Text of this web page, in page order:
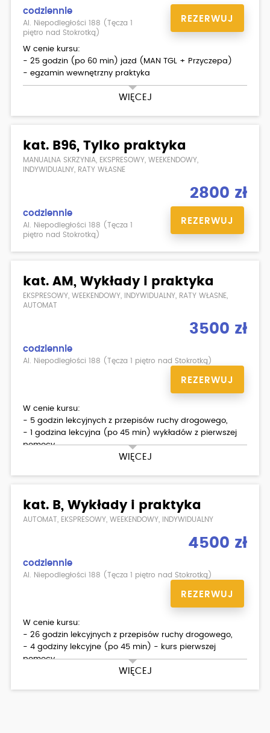
codziennie
Al. Niepodległości 188 (Tęcza 1
piętro nad Stokrotką)
REZERWUJ
WIĘCEJ
W cenie kursu:
- 25 godzin (po 60 min) jazd (MAN TGL + Przyczepa)
- egzamin wewnętrzny praktyka
kat. B96, Tylko praktyka
MANUALNA SKRZYNIA, EKSPRESOWY, WEEKENDOWY,
INDYWIDUALNY, RATY WŁASNE
2800 zł
codziennie
Al. Niepodległości 188 (Tęcza 1
piętro nad Stokrotką)
REZERWUJ
kat. AM, Wykłady i praktyka
EKSPRESOWY, WEEKENDOWY, INDYWIDUALNY, RATY WŁASNE,
AUTOMAT
3500 zł
codziennie
Al. Niepodległości 188 (Tęcza 1 piętro nad Stokrotką)
REZERWUJ
WIĘCEJ
W cenie kursu:
- 5 godzin lekcyjnych z przepisów ruchy drogowego,
- 1 godzina lekcyjna (po 45 min) wykładów z pierwszej
pomocy,
- egzamin wewnętrzny teoria/ praktyka,
- badania lekarskie
- podstawienie samochodu na egzamin państwowy
kat. B, Wykłady i praktyka
AUTOMAT, EKSPRESOWY, WEEKENDOWY, INDYWIDUALNY
4500 zł
codziennie
Al. Niepodległości 188 (Tęcza 1 piętro nad Stokrotką)
REZERWUJ
WIĘCEJ
W cenie kursu:
- 26 godzin lekcyjnych z przepisów ruchy drogowego,
- 4 godziny lekcyjne (po 45 min) - kurs pierwszej
pomocy,
- 30 godzin (po 60 min) jazd (TOYOTA YARIS III 1.0 ),